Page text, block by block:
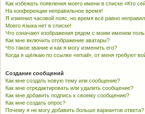
Как избежать появления моего имени в списке «Кто
На конференции неправильное время!
Я изменил часовой пояс, но время всё равно
Моего языка нет в списке!
Что означают изображения рядом с моим именем
Как мне включить отображение аватары?
Что такое звание и как я могу изменить его?
Когда я щёлкаю по ссылке «email», от меня требуют
Создание сообщений
Как мне создать новую тему или сообщение?
Как мне отредактировать или удалить сообщение?
Как мне добавить подпись к своему сообщению?
Как мне создать опрос?
Почему я не могу добавить больше вариантов ответа?